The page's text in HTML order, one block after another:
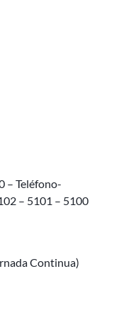
– Teléfono-
– 5101 – 5100
Continua)